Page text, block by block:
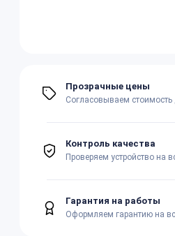
Прозрачные цены
Согласовываем стоимость
Контроль качества
Проверяем устройство на
Гарантия на работы
Оформляем гарантию на